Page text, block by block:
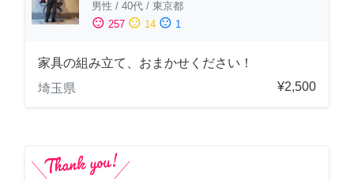
男性 / 40代 / 東京都
sentiment_satisfied 257 sentiment_neutral 14 sentiment_dissatisfied 1
家具の組み立て、おまかせください！
埼玉県
¥2,500